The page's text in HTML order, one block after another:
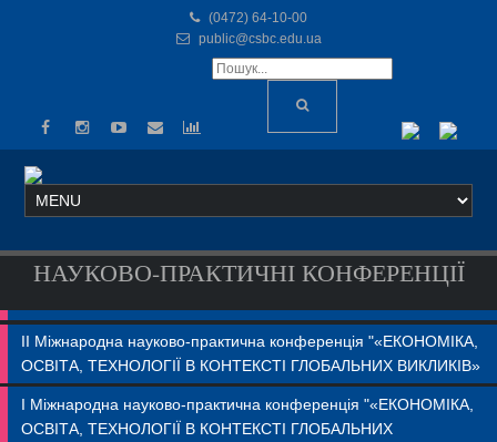
(0472) 64-10-00
public@csbc.edu.ua
НАУКОВО-ПРАКТИЧНІ КОНФЕРЕНЦІЇ
ІІ Міжнародна науково-практична конференція "«ЕКОНОМІКА,
ОСВІТА, ТЕХНОЛОГІЇ В КОНТЕКСТІ ГЛОБАЛЬНИХ ВИКЛИКІВ»
І Міжнародна науково-практична конференція "«ЕКОНОМІКА,
ОСВІТА, ТЕХНОЛОГІЇ В КОНТЕКСТІ ГЛОБАЛЬНИХ